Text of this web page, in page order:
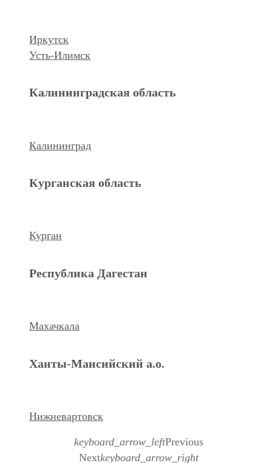
Иркутск
Усть-Илимск
Калининградская область
Калининград
Курганская область
Курган
Республика Дагестан
Махачкала
Ханты-Мансийский а.о.
Нижневартовск
keyboard_arrow_leftPrevious
Nextkeyboard_arrow_right